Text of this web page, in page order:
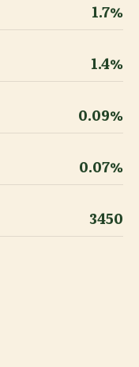
1.7%
1.4%
0.09%
0.07%
3450